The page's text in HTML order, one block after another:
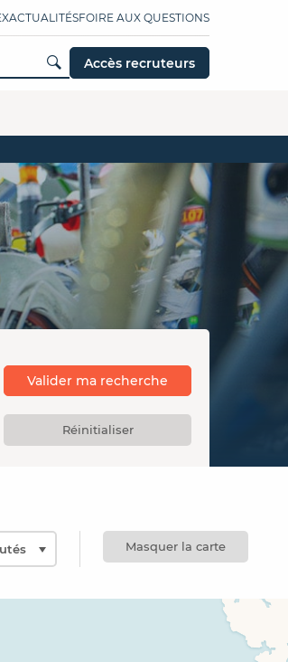
ACTUALITÉSFOIRE AUX QUESTIONS
Accès recruteurs
Valider ma recherche
Réinitialiser
Masquer la carte